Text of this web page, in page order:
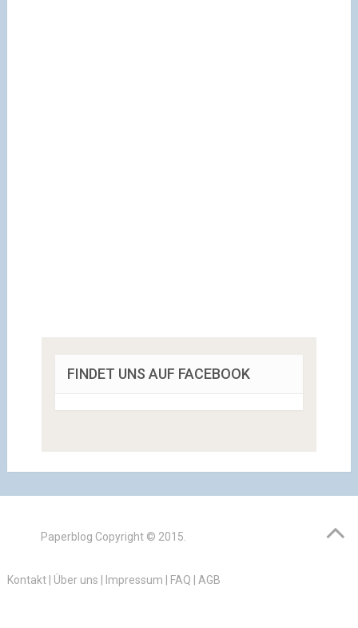
FINDET UNS AUF FACEBOOK
Paperblog Copyright © 2015.
Kontakt| Über uns Impressum FAQ AGB